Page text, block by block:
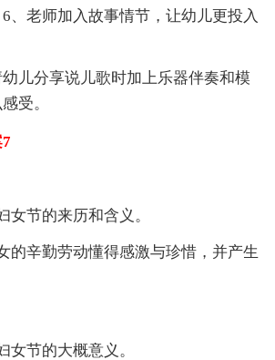
、老师加入故事情节，让幼儿更投入
儿分享说儿歌时加上乐器伴奏和模
受。
女节的来历和含义。
的辛勤劳动懂得感激与珍惜，并产生
女节的大概意义。